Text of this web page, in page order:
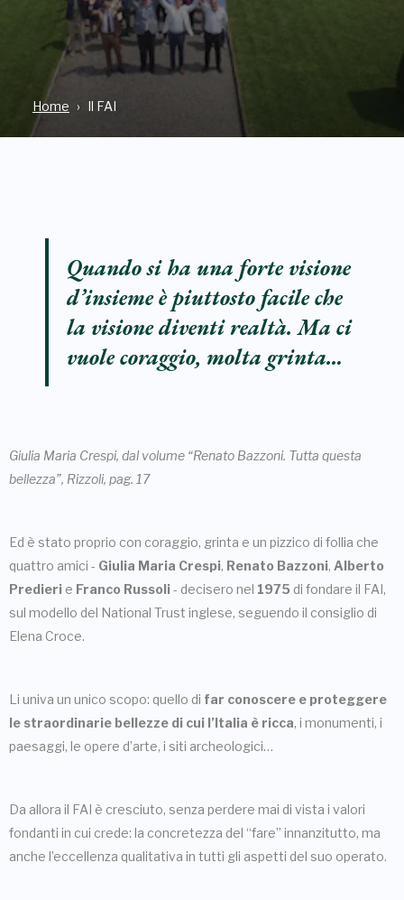
Home Il FAI
Quando si ha una forte visione
d’insieme è piuttosto facile che
la visione diventi realtà. Ma ci
vuole coraggio, molta grinta…
Giulia Maria Crespi, dal volume “Renato Bazzoni. Tutta questa
bellezza”, Rizzoli, pag. 17
Ed è stato proprio con coraggio, grinta e un pizzico di follia che
quattro amici - Giulia Maria Crespi, Renato Bazzoni, Alberto
Predieri e Franco Russoli- decisero nel 1975 di fondare il FAI,
sul modello del National Trust inglese, seguendo il consiglio di
Elena Croce.
Li univa un unico scopo: quello di far conoscere e proteggere
le straordinarie bellezze di cui l’Italia è ricca, i monumenti, i
paesaggi, le opere d’arte, i siti archeologici…
Da allora il FAI è cresciuto, senza perdere mai di vista i valori
fondanti in cui crede: la concretezza del “fare” innanzitutto, ma
anche l’eccellenza qualitativa in tutti gli aspetti del suo operato.